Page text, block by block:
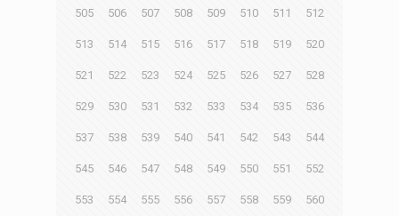
505 506 507 508 509 510 511 512
513 514 515 516 517 518 519 520
521 522 523 524 525 526 527 528
529 530 531 532 533 534 535 536
537 538 539 540 541 542 543 544
545 546 547 548 549 550 551 552
553 554 555 556 557 558 559 560